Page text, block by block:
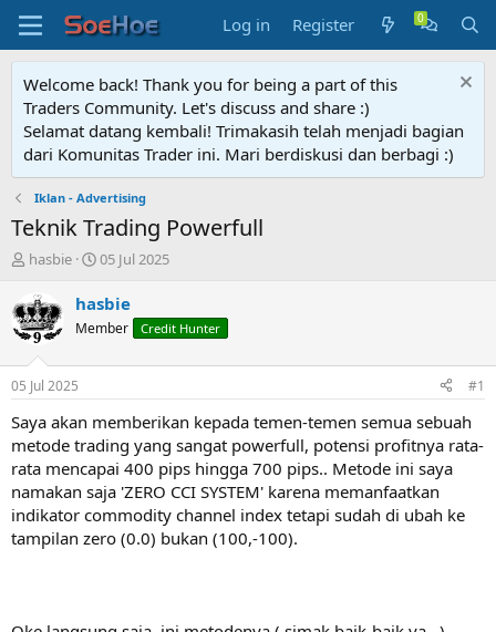
Log in Register
Welcome back! Thank you for being a part of this
Traders Community. Let's discuss and share :)
Selamat datang kembali! Trimakasih telah menjadi bagian
dari Komunitas Trader ini. Mari berdiskusi dan berbagi :)
Iklan - Advertising
Teknik Trading Powerfull
T
r
e
a
d
s
t
a
r
t
e
r
hasbie
S
a
t
t
e
05 Jul 2025
hasbie
Member Credit Hunter
05 Jul 2025 #1
Saya akan memberikan kepada temen-temen semua sebuah
metode trading yang sangat powerfull, potensi profitnya rata-
rata mencapai 400 pips hingga 700 pips.. Metode ini saya
namakan saja 'ZERO CCI SYSTEM' karena memanfaatkan
indikator commodity channel index tetapi sudah di ubah ke
tampilan zero (0.0) bukan (100,-100).